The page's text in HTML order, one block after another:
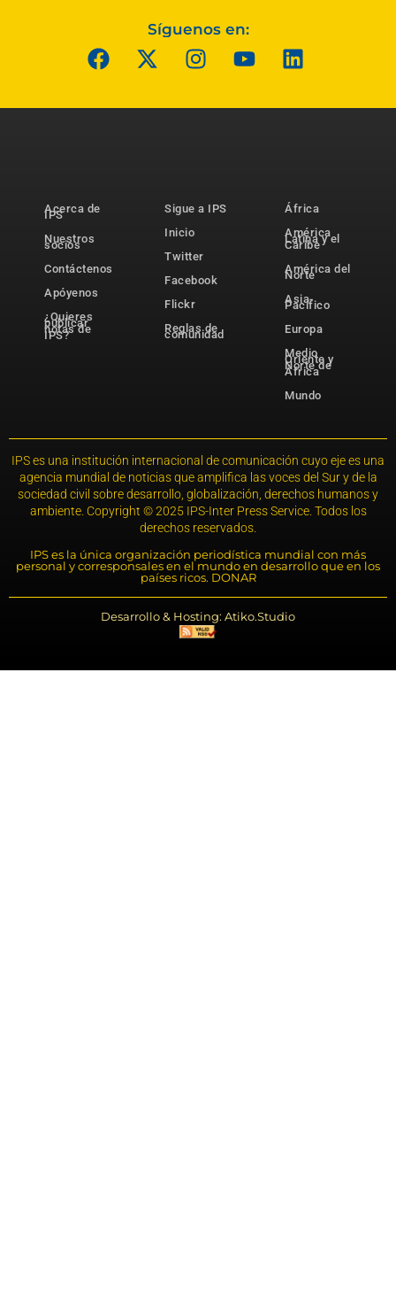
Síguenos en:
Acerca de
IPS
Nuestros
socios
Contáctenos
Apóyenos
¿Quieres
publicar
notas de
IPS?
Sigue a IPS
Inicio
Twitter
Facebook
Flickr
Reglas de
comunidad
África
América
Latina y el
Caribe
América del
Norte
Asia-
Pacífico
Europa
Medio
Oriente y
Norte de
África
Mundo
IPS es una institución internacional de comunicación cuyo eje es una
agencia mundial de noticias que amplifica las voces del Sur y de la
sociedad civil sobre desarrollo, globalización, derechos humanos y
ambiente. Copyright © 2025 IPS-Inter Press Service. Todos los
derechos reservados.
IPS es la única organización periodística mundial con más
personal y corresponsales en el mundo en desarrollo que en los
países ricos. DONAR
Desarrollo & Hosting: Atiko.Studio